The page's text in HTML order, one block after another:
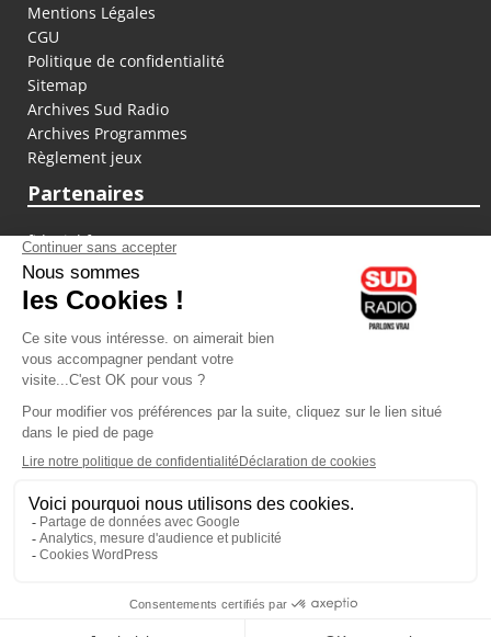
Mentions Légales
CGU
Politique de confidentialité
Sitemap
Archives Sud Radio
Archives Programmes
Règlement jeux
Partenaires
fiducial.fr
lyoncapitale.fr
olympique-et-lyonnais.com
L'application Iphone / Android
Téléchargez l'application
Les cookies
Gestion des cookies
Crédit photos : ©Sud Radio / Pierre Olivier